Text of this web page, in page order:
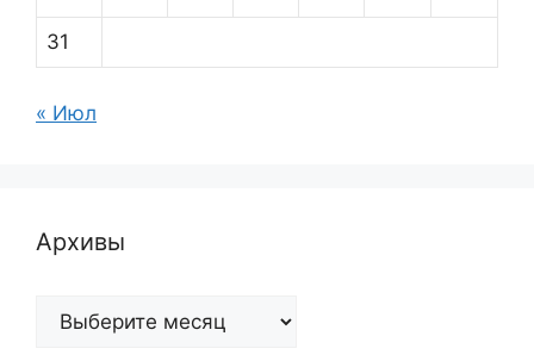
31
« Июл
Архивы
Архивы